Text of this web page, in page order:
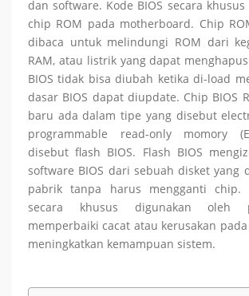
dan software. Kode BIOS secara
chip ROM pada motherboard. Chip
dibaca untuk melindungi ROM dari
RAM, atau listrik yang dapat
BIOS tidak bisa diubah ketika di-load
dasar BIOS dapat diupdate. Chip BIOS
baru ada dalam tipe yang disebut
programmable read-only momory
disebut flash BIOS. Flash BIOS
software BIOS dari sebuah disket yang
pabrik tanpa harus mengganti chip.
secara khusus digunakan oleh
memperbaiki cacat atau kerusakan pada
meningkatkan kemampuan sistem.